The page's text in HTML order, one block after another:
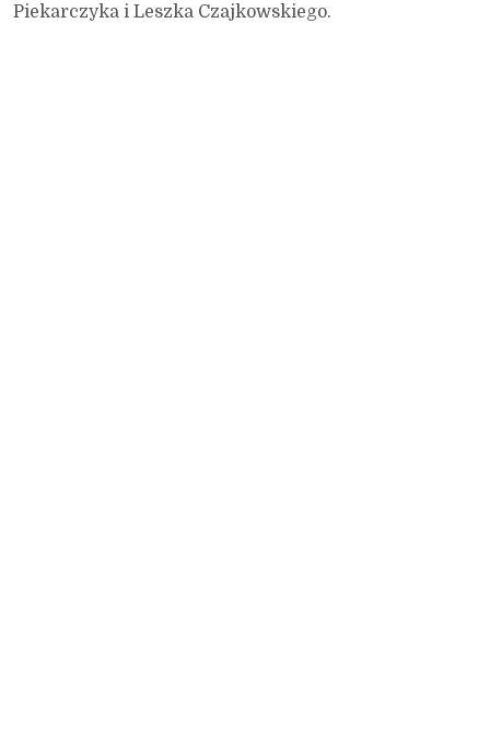
Piekarczyka i Leszka Czajkowskiego.